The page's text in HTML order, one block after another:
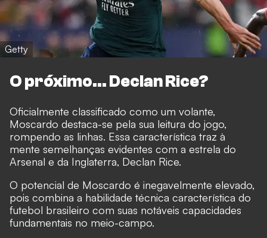
Getty
O próximo... Declan Rice?
Oficialmente classificado como um volante,
Moscardo destaca-se pela sua leitura do jogo,
rompendo as linhas. Essa característica traz à
mente semelhanças evidentes com a estrela do
Arsenal e da Inglaterra, Declan Rice.
O potencial de Moscardo é inegavelmente elevado,
pois combina a habilidade técnica característica do
futebol brasileiro com suas notáveis capacidades
fundamentais no meio-campo.